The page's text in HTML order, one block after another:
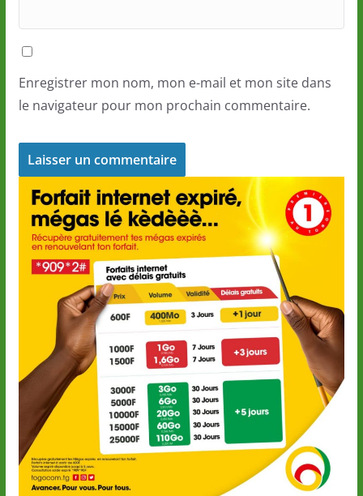
Enregistrer mon nom, mon e-mail et mon site dans
le navigateur pour mon prochain commentaire.